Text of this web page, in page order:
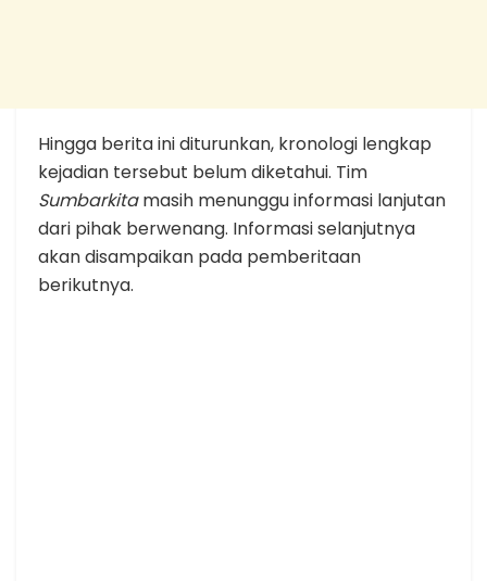
Hingga berita ini diturunkan, kronologi lengkap
kejadian tersebut belum diketahui. Tim
Sumbarkitamasih menunggu informasi lanjutan
dari pihak berwenang. Informasi selanjutnya
akan disampaikan pada pemberitaan
berikutnya.